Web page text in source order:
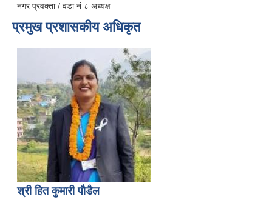
नगर प्रवक्ता / वडा नं ८ अध्यक्ष
प्रमुख प्रशासकीय अधिकृत
श्री हित कुमारी पौडैल